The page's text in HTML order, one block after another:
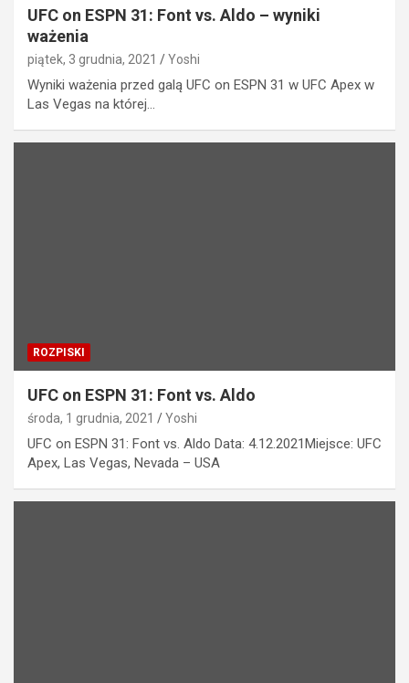
UFC on ESPN 31: Font vs. Aldo – wyniki
ważenia
piątek, 3 grudnia, 2021 Yoshi
Wyniki ważenia przed galą UFC on ESPN 31 w UFC Apex w
Las Vegas na której…
ROZPISKI
UFC on ESPN 31: Font vs. Aldo
środa, 1 grudnia, 2021 Yoshi
UFC on ESPN 31: Font vs. Aldo Data: 4.12.2021Miejsce: UFC
Apex, Las Vegas, Nevada – USA